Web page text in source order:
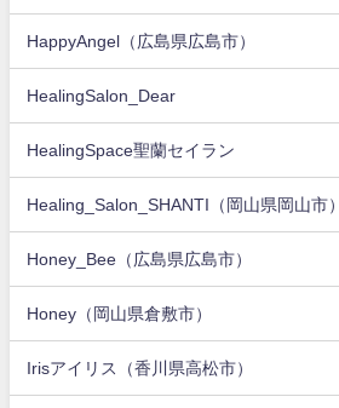
HappyAngel（広島県広島市）
HealingSalon_Dear
HealingSpace聖蘭セイラン
Healing_Salon_SHANTI（岡山県岡山市）
Honey_Bee（広島県広島市）
Honey（岡山県倉敷市）
Irisアイリス（香川県高松市）